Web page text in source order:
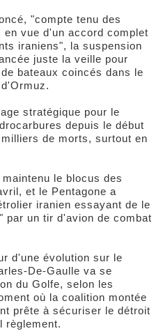
"compte tenu des
vue d'un accord complet
iraniens", la suspension
juste la veille pour
bateaux coincés dans le
stratégique pour le
depuis le début
de morts, surtout en
le blocus des
et le Pentagone a
iranien essayant de le
par un tir d'avion de combat
d'une évolution sur le
De-Gaulle va se
du Golfe, selon les
où la coalition montée
prête à sécuriser le détroit
règlement.